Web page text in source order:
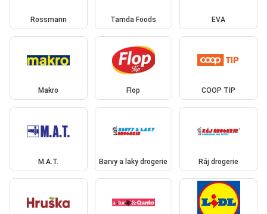
Rossmann Tamda Foods EVA
Makro Flop COOP TIP
M.A.T. Barvy a laky drogerie Ráj drogerie